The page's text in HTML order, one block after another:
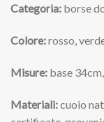
Categoria: borse
Colore:rosso,
Misure: base
Materiali:cuoio